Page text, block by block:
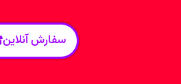
سفارش آنلاین